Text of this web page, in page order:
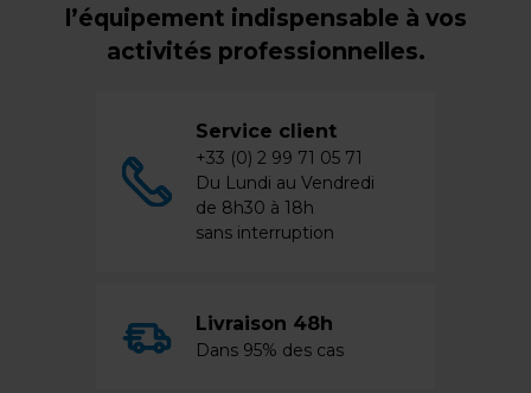
l’équipement indispensable à vos
activités professionnelles.
Service client
+33 (0) 2 99 71 05 71
Du Lundi au Vendredi
de 8h30 à 18h
sans interruption
Livraison 48h
Dans 95% des cas